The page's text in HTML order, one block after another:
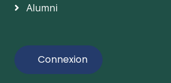
Alumni
Connexion